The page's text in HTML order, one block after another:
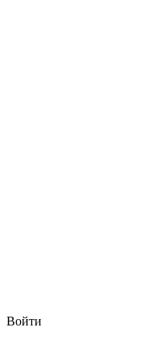
Войти